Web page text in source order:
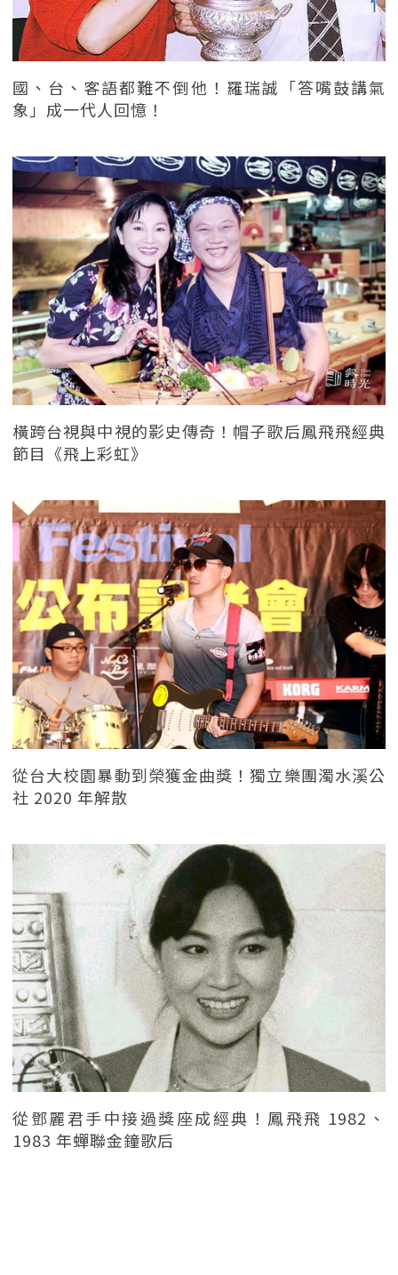
國、台、客語都難不倒他！羅瑞誠「答嘴鼓講氣
象」成一代人回憶！
橫跨台視與中視的影史傳奇！帽子歌后鳳飛飛經典
節目《飛上彩虹》
從台大校園暴動到榮獲金曲獎！獨立樂團濁水溪公
社 2020 年解散
從鄧麗君手中接過獎座成經典！鳳飛飛 1982、
1983 年蟬聯金鐘歌后